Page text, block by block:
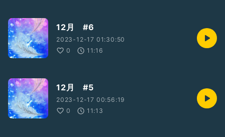
12月 #6
2023-12-17 01:30:50
0
11:16
12月 #5
2023-12-17 00:56:19
0
11:13